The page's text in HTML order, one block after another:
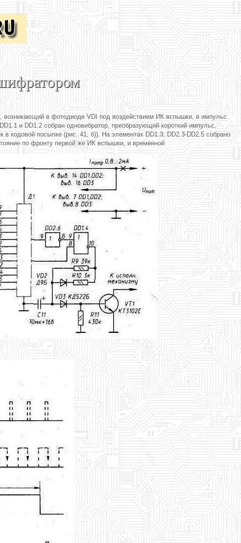
возникающий в фотодиоде VDI под воздействием ИК вспышки, в импульс
и DD1.2 собран одновибратор, преобразующий короткий импульс,
кодовой посылке (рис. 41, б)). На элементах DD1.3, DD2.3-DD2.5 собрано
по фронту первой же ИК вспышки, и временной